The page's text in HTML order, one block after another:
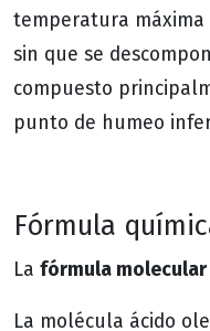
temperatura
sin que se
compuesto
punto de humeo
Fórmula
La fórmula molecular
La molécula ácido